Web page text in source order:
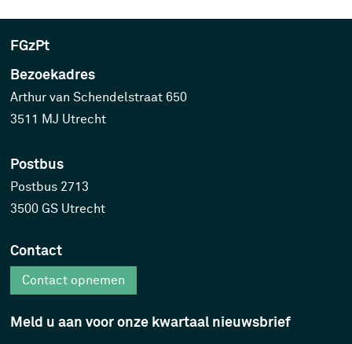
FGzPt
Bezoekadres
Arthur van Schendelstraat 650
3511 MJ Utrecht
Postbus
Postbus 2713
3500 GS Utrecht
Contact
Contact opnemen
Meld u aan voor onze kwartaal nieuwsbrief